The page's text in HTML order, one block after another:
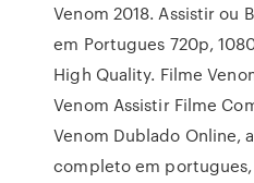
Venom 2018. Assistir ou
em Portugues 720p,
High Quality. Filme
Venom Assistir Filme
Venom Dublado Online,
completo em